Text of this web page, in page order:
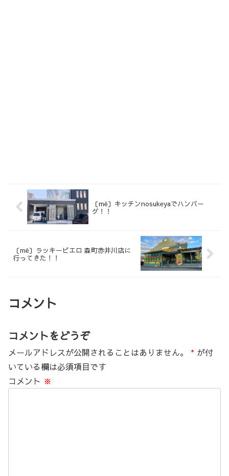
〔më〕キッチンnosukeyaでハンバー
グ！！
〔më〕ラッキーピエロ 森町赤井川店に
行ってきた！！
コメント
コメントをどうぞ
メールアドレスが公開されることはありません。 * が付
いている欄は必須項目です
コメント ※